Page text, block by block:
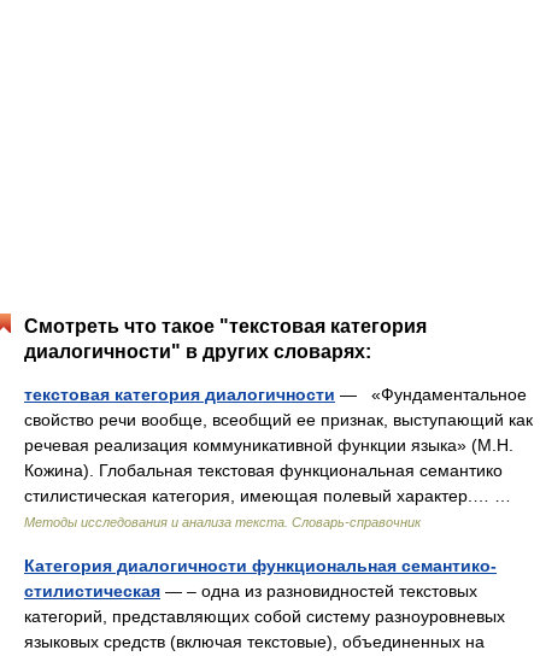
Смотреть что такое "текстовая категория
диалогичности" в других словарях:
текстовая категория диалогичности — «Фундаментальное
свойство речи вообще, всеобщий ее признак, выступающий как
речевая реализация коммуникативной функции языка» (М.Н.
Кожина). Глобальная текстовая функциональная семантико
стилистическая категория, имеющая полевый характер.… …
Методы исследования и анализа текста. Словарь-справочник
Категория диалогичности функциональная семантико-
стилистическая — – одна из разновидностей текстовых
категорий, представляющих собой систему разноуровневых
языковых средств (включая текстовые), объединенных на